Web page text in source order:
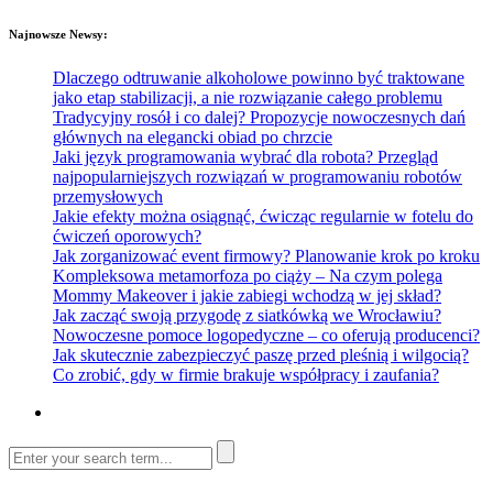
Najnowsze Newsy:
Dlaczego odtruwanie alkoholowe powinno być traktowane
jako etap stabilizacji, a nie rozwiązanie całego problemu
Tradycyjny rosół i co dalej? Propozycje nowoczesnych dań
głównych na elegancki obiad po chrzcie
Jaki język programowania wybrać dla robota? Przegląd
najpopularniejszych rozwiązań w programowaniu robotów
przemysłowych
Jakie efekty można osiągnąć, ćwicząc regularnie w fotelu do
ćwiczeń oporowych?
Jak zorganizować event firmowy? Planowanie krok po kroku
Kompleksowa metamorfoza po ciąży – Na czym polega
Mommy Makeover i jakie zabiegi wchodzą w jej skład?
Jak zacząć swoją przygodę z siatkówką we Wrocławiu?
Nowoczesne pomoce logopedyczne – co oferują producenci?
Jak skutecznie zabezpieczyć paszę przed pleśnią i wilgocią?
Co zrobić, gdy w firmie brakuje współpracy i zaufania?